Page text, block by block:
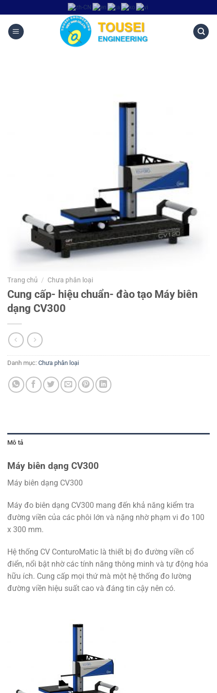
Trang chủ / Chưa phân loại
Cung cấp- hiệu chuẩn- đào tạo Máy biên
dạng CV300
Danh mục: Chưa phân loại
Mô tả
Máy biên dạng CV300
Máy biên dạng CV300
Máy đo biên dạng CV300 mang đến khả năng kiểm tra
đường viền của các phôi lớn và nặng nhờ phạm vi đo 100
x 300 mm.
Hệ thống CV ConturoMatic là thiết bị đo đường viền cổ
điển, nổi bật nhờ các tính năng thông minh và tự động hóa
hữu ích. Cung cấp mọi thứ mà một hệ thống đo lường
đường viền hiệu suất cao và đáng tin cậy nên có.